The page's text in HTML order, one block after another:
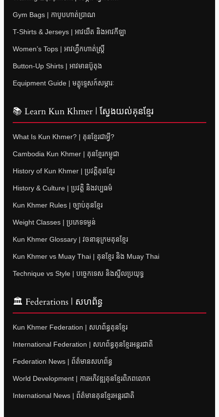
Gym Bags | កាបូបហាត់ប្រាណ
T-Shirts & Jerseys | អាវយឺត និងអាវកីឡា
Women’s Tops | អាវហ្វឹកហាត់ស្ត្រី
Button-Up Shirts | អាវមានប៊ូតុង
Equipment Guide | មគ្គុទ្ទេសក៍សម្ភារៈ
📚 Learn Kun Khmer | ស្វែងយល់គុនខ្មែរ
What Is Kun Khmer? | គុនខ្មែរជាអ្វី?
Cambodia Kun Khmer | គុនខ្មែរកម្ពុជា
History of Kun Khmer | ប្រវត្តិគុនខ្មែរ
History & Culture | ប្រវត្តិ និងវប្បធម៌
Kun Khmer Rules | ច្បាប់គុនខ្មែរ
Weight Classes | ប្រភេទទម្ងន់
Kun Khmer Glossary | វចនានុក្រមគុនខ្មែរ
Kun Khmer vs Muay Thai | គុនខ្មែរ និង Muay Thai
Technique vs Style | បច្ចេកទេស និងស្ទីលប្រយុទ្ធ
🏛 Federations | សហព័ន្ធ
Kun Khmer Federation | សហព័ន្ធគុនខ្មែរ
International Federation | សហព័ន្ធគុនខ្មែរអន្តរជាតិ
Federation News | ព័ត៌មានសហព័ន្ធ
World Development | ការអភិវឌ្ឍគុនខ្មែរពិភពលោក
International News | ព័ត៌មានគុនខ្មែរអន្តរជាតិ